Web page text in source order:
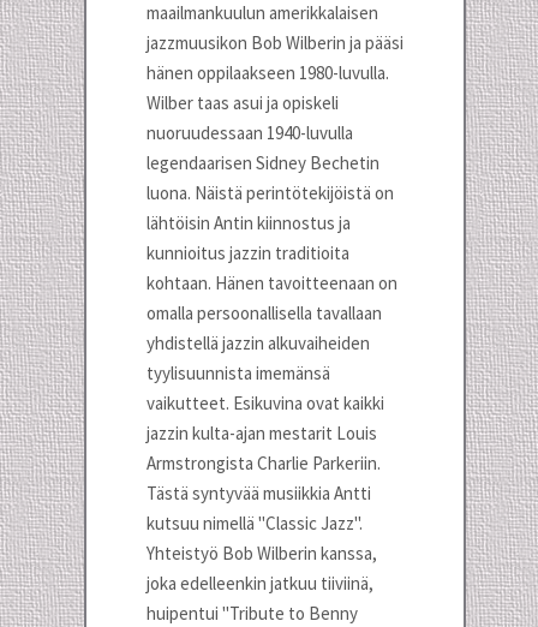
maailmankuulun amerikkalaisen
jazzmuusikon Bob Wilberin ja pääsi
hänen oppilaakseen 1980-luvulla.
Wilber taas asui ja opiskeli
nuoruudessaan 1940-luvulla
legendaarisen Sidney Bechetin
luona. Näistä perintötekijöistä on
lähtöisin Antin kiinnostus ja
kunnioitus jazzin traditioita
kohtaan. Hänen tavoitteenaan on
omalla persoonallisella tavallaan
yhdistellä jazzin alkuvaiheiden
tyylisuunnista imemänsä
vaikutteet. Esikuvina ovat kaikki
jazzin kulta-ajan mestarit Louis
Armstrongista Charlie Parkeriin.
Tästä syntyvää musiikkia Antti
kutsuu nimellä "Classic Jazz".
Yhteistyö Bob Wilberin kanssa,
joka edelleenkin jatkuu tiiviinä,
huipentui "Tribute to Benny